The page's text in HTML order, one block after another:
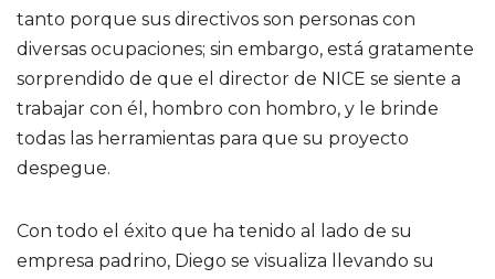
tanto porque sus directivos son personas con
diversas ocupaciones; sin embargo, está gratamente
sorprendido de que el director de NICE se siente a
trabajar con él, hombro con hombro, y le brinde
todas las herramientas para que su proyecto
despegue.
Con todo el éxito que ha tenido al lado de su
empresa padrino, Diego se visualiza llevando su